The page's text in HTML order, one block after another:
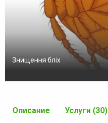
Знищення бліх
Описание Услуги (30)